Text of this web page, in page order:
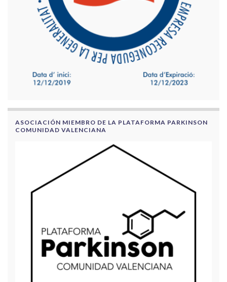
ASOCIACIÓN MIEMBRO DE LA PLATAFORMA PARKINSON
COMUNIDAD VALENCIANA